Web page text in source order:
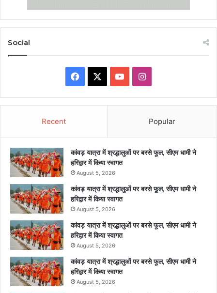
Social
Facebook YouTubeInstagram
Recent Popular
कांवड़ यात्रा में श्रद्धालुओं पर बरसे फूल, सीएम धामी ने
हरिद्वार में किया स्वागत
August 5, 2026
कांवड़ यात्रा में श्रद्धालुओं पर बरसे फूल, सीएम धामी ने
हरिद्वार में किया स्वागत
August 5, 2026
कांवड़ यात्रा में श्रद्धालुओं पर बरसे फूल, सीएम धामी ने
हरिद्वार में किया स्वागत
August 5, 2026
कांवड़ यात्रा में श्रद्धालुओं पर बरसे फूल, सीएम धामी ने
हरिद्वार में किया स्वागत
August 5, 2026